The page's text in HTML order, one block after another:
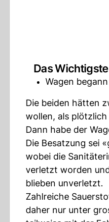
Das
Wagen
Die beiden hätten
wollen, als
Dann habe der
Die Besatzung sei
wobei die
verletzt worden
blieben unverletzt.
Zahlreiche
daher nur unter